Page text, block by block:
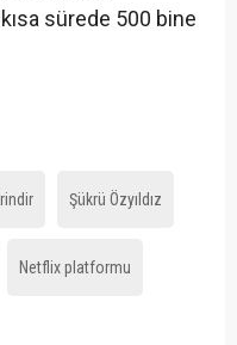
sürede 500 bine
Şükrü Özyıldız
Netflix platformu